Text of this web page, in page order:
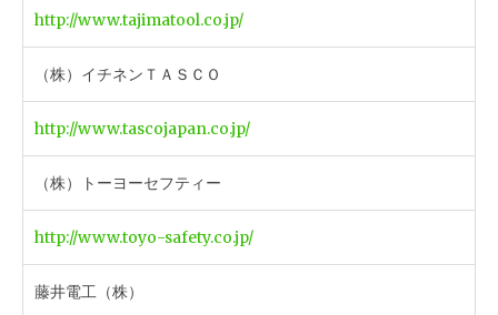
http://www.tajimatool.co.jp/
（株）イチネンＴＡＳＣＯ
http://www.tascojapan.co.jp/
（株）トーヨーセフティー
http://www.toyo-safety.co.jp/
藤井電工（株）